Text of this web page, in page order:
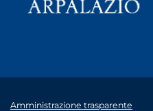
Amministrazione trasparente